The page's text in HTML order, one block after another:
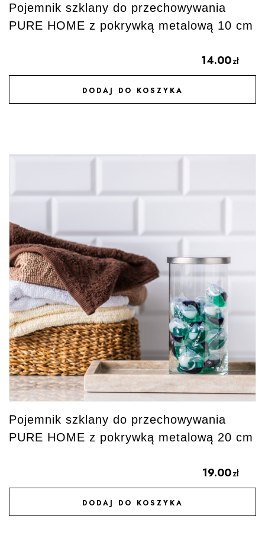
Pojemnik szklany do przechowywania
PURE HOME z pokrywką metalową 10 cm
14.00zł
DODAJ DO KOSZYKA
DODAJ DO ULUBIONYCH
Pojemnik szklany do przechowywania
PURE HOME z pokrywką metalową 20 cm
19.00zł
DODAJ DO KOSZYKA
DODAJ DO ULUBIONYCH